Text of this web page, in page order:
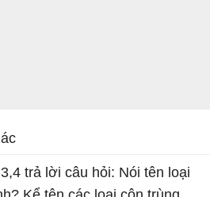
trả lời câu hỏi: Nói tên loại